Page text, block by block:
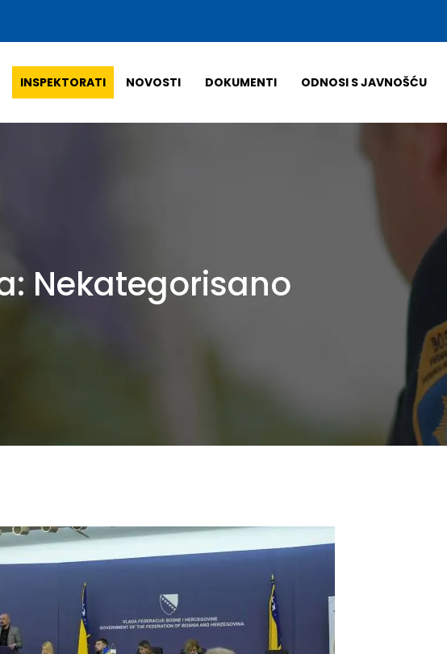
INSPEKTORATI NOVOSTI DOKUMENTI ODNOSI S JAVNOŠĆU
Nekategorisano